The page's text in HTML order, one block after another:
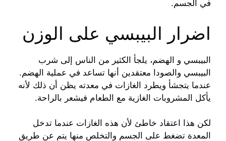
في الجسم.
اضرار البيبسي على الوزن
البيبسي و الهضم، يلجأ الكثير من الناس إلى شرب
البيبسي والصودا معتقدين أنها تساعد في عملية الهضم.
عندما يتجشأ ويطرد الغازات في معدته يظن أن ذلك لأنه
يأكل المشروبات الغازية مع الطعام فيشعر بالراحة.
لكن هذا اعتقاد خاطئ لأن هذه الغازات عندما تدخل
المعدة تضغط على الجسم والتخلص منها يتم عن طريق